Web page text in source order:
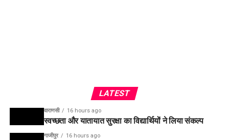
LATEST
वाराणसी 16 hours ago
स्वच्छता और यातायात सुरक्षा का विद्यार्थियों ने लिया संकल्प
गाजीपुर 16 hours ago